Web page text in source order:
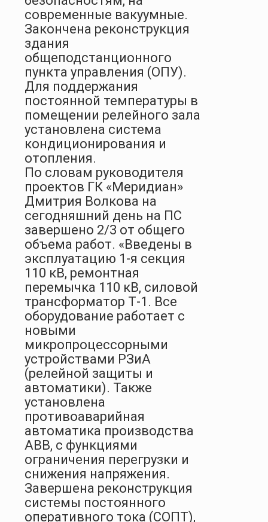
современные вакуумные.
Закончена реконструкция
здания
общеподстанционного
пункта управления (ОПУ).
Для поддержания
постоянной температуры в
помещении релейного зала
установлена система
кондиционирования и
отопления.
По словам руководителя
проектов ГК «Меридиан»
Дмитрия Волкова на
сегодняшний день на ПС
завершено 2/3 от общего
объема работ. «Введены в
эксплуатацию 1-я секция
110 кВ, ремонтная
перемычка 110 кВ, силовой
трансформатор Т-1 . Все
оборудование работает с
новыми
микропроцессорными
устройствами РЗиА
(релейной защиты и
автоматики). Также
установлена
противоаварийная
автоматика производства
АВВ, с функциями
ограничения перегрузки и
снижения напряжения.
Завершена реконструкция
системы постоянного
оперативного тока (СОПТ),